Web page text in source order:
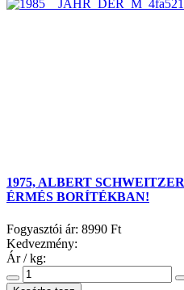
1975, ALBERT
ÉRMÉS BORÍTÉKBAN!
Fogyasztói ár: 8990 Ft
Kedvezmény:
Ár / kg: